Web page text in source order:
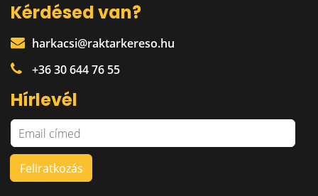
Kérdésed van?
harkacsi@raktarkereso.hu
+36 30 644 76 55
Hírlevél